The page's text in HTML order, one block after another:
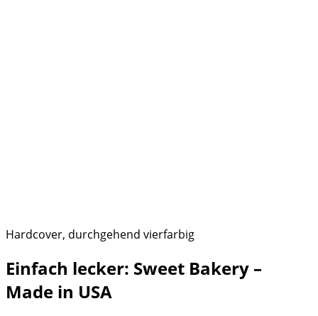
Hardcover, durchgehend vierfarbig
Einfach lecker: Sweet Bakery –
Made in USA